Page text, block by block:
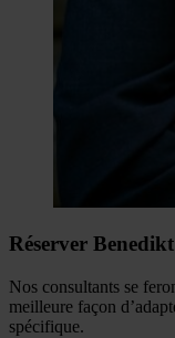
Réserver
Nos consultants se
meilleure façon
spécifique.